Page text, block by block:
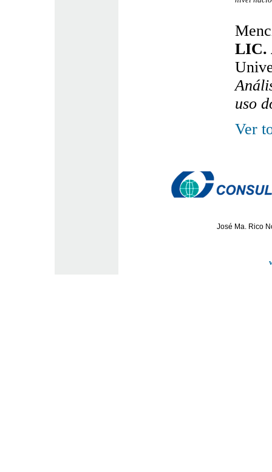
LIC.
uso
Ver
José Ma. Rico